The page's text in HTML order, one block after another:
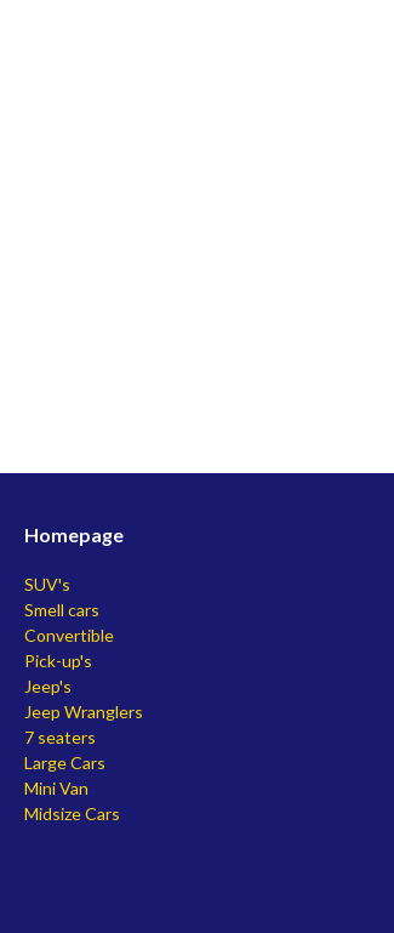
Homepage
SUV's
Smell cars
Convertible
Pick-up's
Jeep's
Jeep Wranglers
7 seaters
Large Cars
Mini Van
Midsize Cars